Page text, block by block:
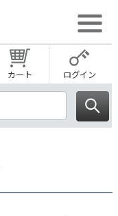
カート ログイン